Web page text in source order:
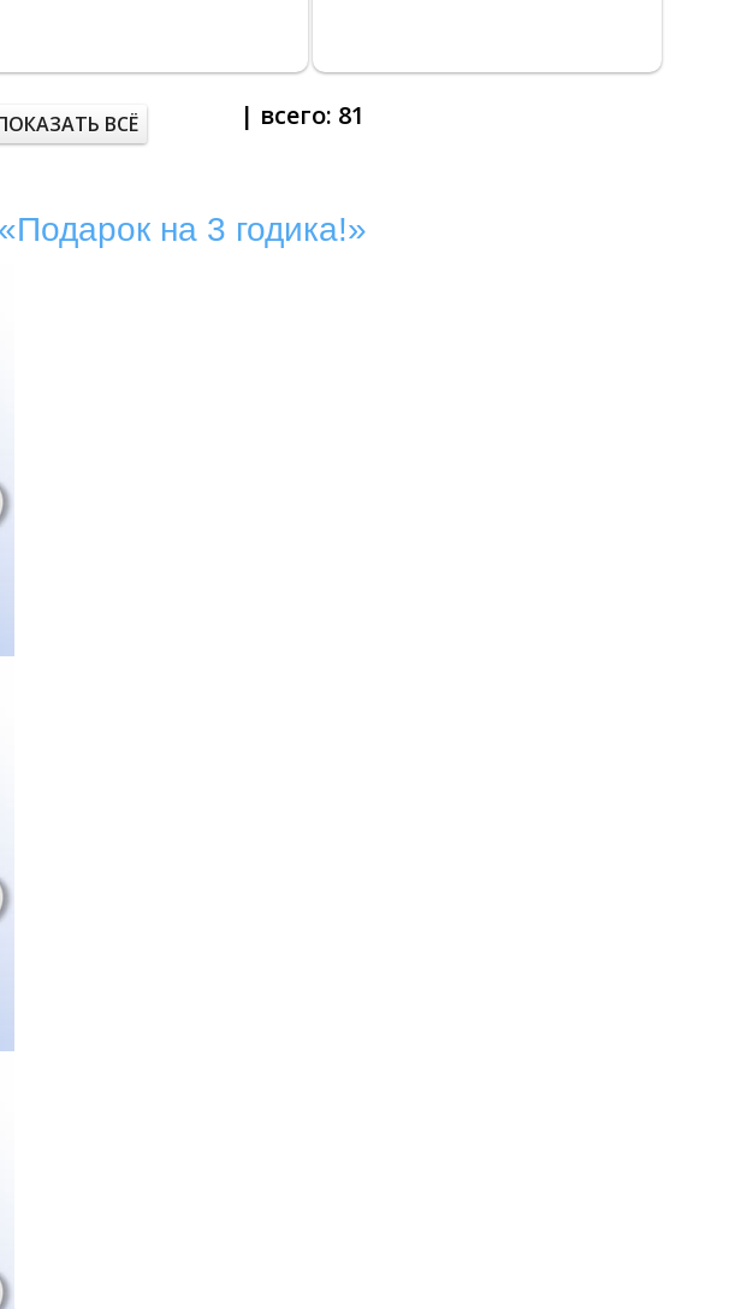
ВСЁ | всего: 81
на 3 годика!»